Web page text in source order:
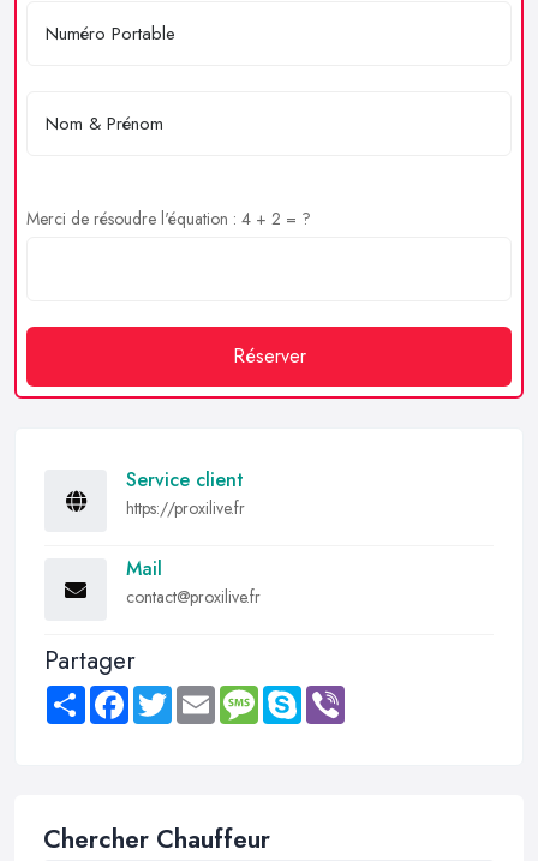
Merci de résoudre l'équation : 4 + 2 = ?
Réserver
Service client
https://proxilive.fr
Mail
contact@proxilive.fr
Partager
Share FacebookTwitter Email MessageSkype
Chercher Chauffeur